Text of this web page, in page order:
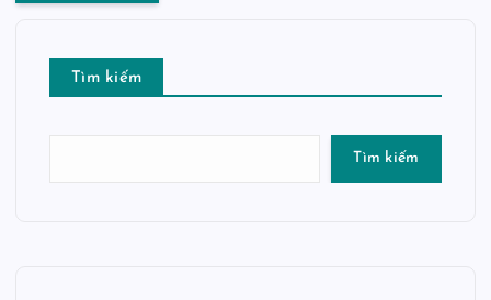
Tìm kiếm
Tìm kiếm